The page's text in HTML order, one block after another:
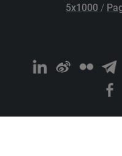
5x1000 /